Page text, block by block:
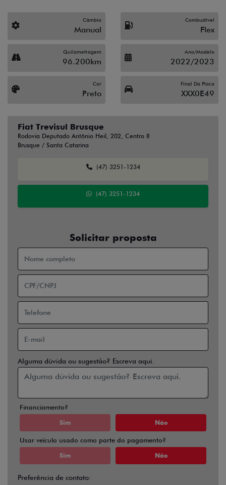
Câmbio
Manual
Combustível
Flex
Quilometragem
96.200km
Ano/Modelo
2022/2023
Cor
Preto
Final Da Placa
XXX0E49
Fiat Trevisul Brusque
Rodovia Deputado Antônio Heil, 202, Centro II
Brusque / Santa Catarina
(47) 3251-1234
(47) 3251-1234
Solicitar proposta
Alguma dúvida ou sugestão? Escreva aqui.
Financiamento?
Sim Não
Usar veículo usado como parte do pagamento?
Sim Não
Preferência de contato: